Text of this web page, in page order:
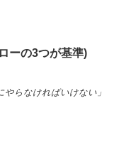
ーの3つが基準)
やらなければいけない」